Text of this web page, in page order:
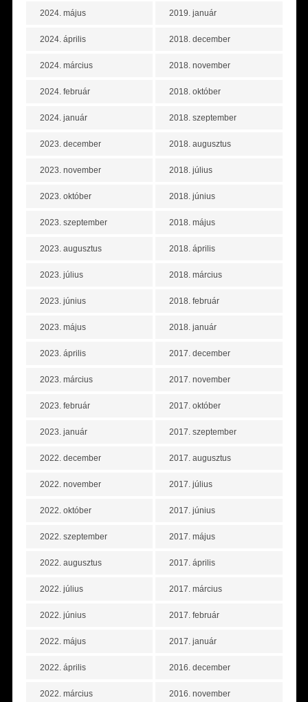
2024. május
2024. április
2024. március
2024. február
2024. január
2023. december
2023. november
2023. október
2023. szeptember
2023. augusztus
2023. július
2023. június
2023. május
2023. április
2023. március
2023. február
2023. január
2022. december
2022. november
2022. október
2022. szeptember
2022. augusztus
2022. július
2022. június
2022. május
2022. április
2022. március
2019. január
2018. december
2018. november
2018. október
2018. szeptember
2018. augusztus
2018. július
2018. június
2018. május
2018. április
2018. március
2018. február
2018. január
2017. december
2017. november
2017. október
2017. szeptember
2017. augusztus
2017. július
2017. június
2017. május
2017. április
2017. március
2017. február
2017. január
2016. december
2016. november